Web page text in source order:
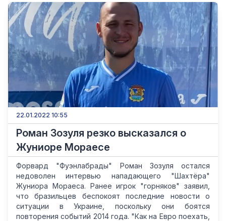
22.01.2022 10:55
Роман Зозуля резко высказался о
Жуниоре Мораесе
Форвард "Фуэнлабрады" Роман Зозуля остался
недоволен интервью нападающего "Шахтёра"
Жуниора Мораеса. Ранее игрок "горняков" заявил,
что бразильцев беспокоят последние новости о
ситуации в Украине, поскольку они боятся
повторения событий 2014 года. "Как на Евро поехать,